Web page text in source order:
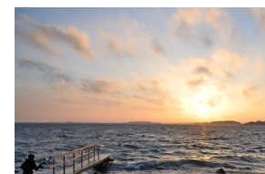
Städtereisen (1)
Standortreise
SAISON
Herbst 2026 (0)